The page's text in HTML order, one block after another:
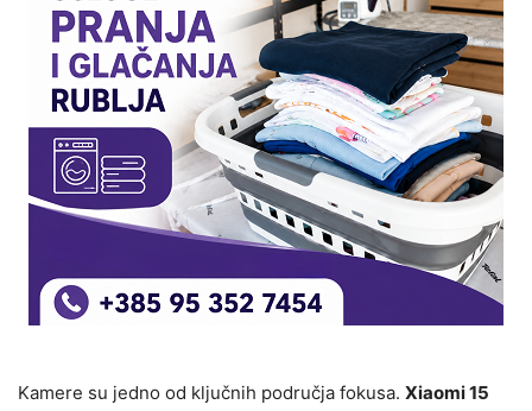
Kamere su jedno od ključnih područja fokusa. Xiaomi 15